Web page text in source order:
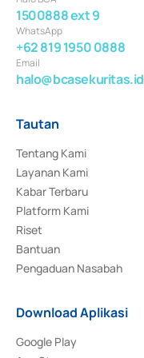
1500888 ext 9
WhatsApp
+62 819 1950 0888
Email
halo@bcasekuritas.id
Tautan
Tentang Kami
Layanan Kami
Kabar Terbaru
Platform Kami
Riset
Bantuan
Pengaduan Nasabah
Download Aplikasi
Google Play